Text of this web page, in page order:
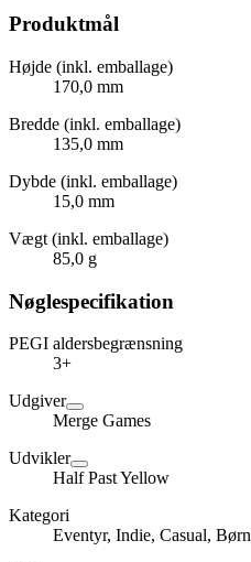
Produktmål
Højde (inkl. emballage)
170,0 mm
Bredde (inkl. emballage)
135,0 mm
Dybde (inkl. emballage)
15,0 mm
Vægt (inkl. emballage)
85,0 g
Nøglespecifikation
PEGI aldersbegrænsning
3+
Udgiver
Merge Games
Udvikler
Half Past Yellow
Kategori
Eventyr, Indie, Casual, Børn